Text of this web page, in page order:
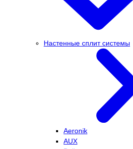
Настенные сплит системы
Aeronik
AUX